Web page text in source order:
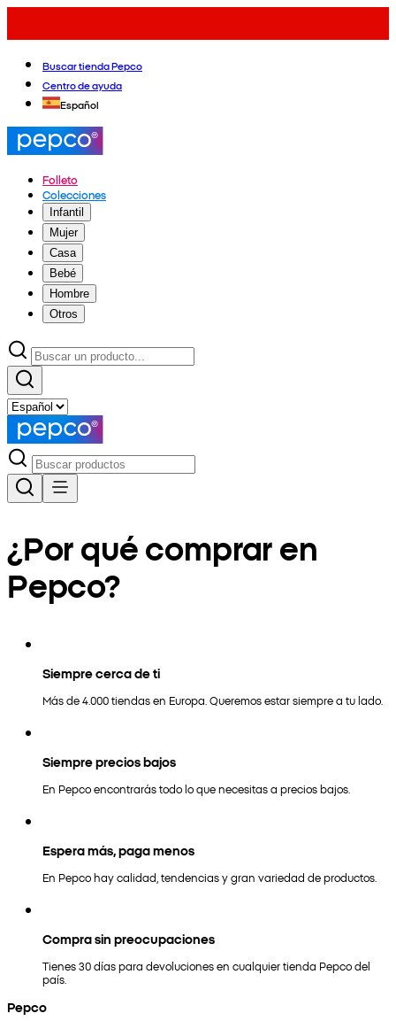
Buscar tienda Pepco
Centro de ayuda
Español
Folleto
Colecciones
Infantil
Mujer
Casa
Bebé
Hombre
Otros
¿Por qué comprar en
Pepco?
Siempre cerca de ti
Más de 4.000 tiendas en Europa. Queremos estar siempre a tu lado.
Siempre precios bajos
En Pepco encontrarás todo lo que necesitas a precios bajos.
Espera más, paga menos
En Pepco hay calidad, tendencias y gran variedad de productos.
Compra sin preocupaciones
Tienes 30 días para devoluciones en cualquier tienda Pepco del
país.
Pepco